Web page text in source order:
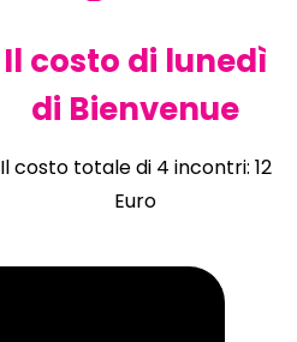
Il costo di lunedì
di Bienvenue
Il costo totale di 4 incontri: 12
Euro